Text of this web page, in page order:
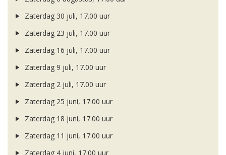
Zaterdag 30 juli, 17.00 uur
Zaterdag 23 juli, 17.00 uur
Zaterdag 16 juli, 17.00 uur
Zaterdag 9 juli, 17.00 uur
Zaterdag 2 juli, 17.00 uur
Zaterdag 25 juni, 17.00 uur
Zaterdag 18 juni, 17.00 uur
Zaterdag 11 juni, 17.00 uur
Zaterdag 4 juni, 17.00 uur